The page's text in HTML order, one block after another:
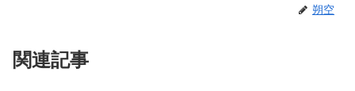
朔空
関連記事